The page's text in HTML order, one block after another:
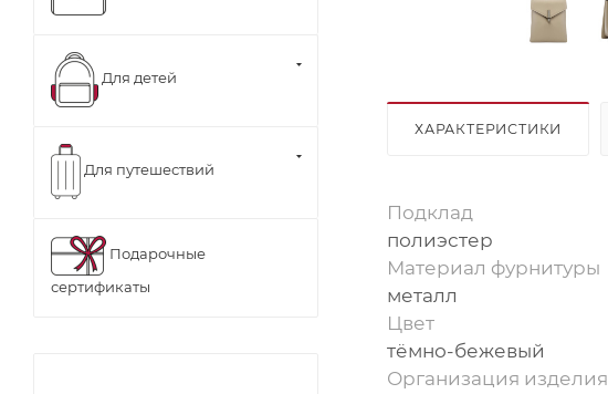
ХАРАКТЕРИСТИКИ
Подклад
полиэстер
Материал фурнитуры
металл
Цвет
тёмно-бежевый
Организация изделия
Для детей
Для путешествий
Подарочные
сертификаты